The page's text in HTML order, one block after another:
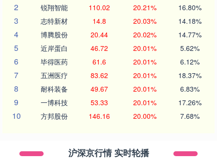
2 锐翔智能 110.02 20.21% 16.80%
3 志特新材 14.8 20.03% 14.18%
4 博腾股份 20.44 20.02% 14.77%
5 近岸蛋白 46.72 20.01% 5.62%
6 毕得医药 61.6 20.01% 6.12%
7 五洲医疗 83.62 20.01% 18.37%
8 耐科装备 49.67 20.01% 6.83%
9 一博科技 53.33 20.01% 17.26%
10 方邦股份 146.16 20.00% 7.68%
沪深京行情 实时轮播